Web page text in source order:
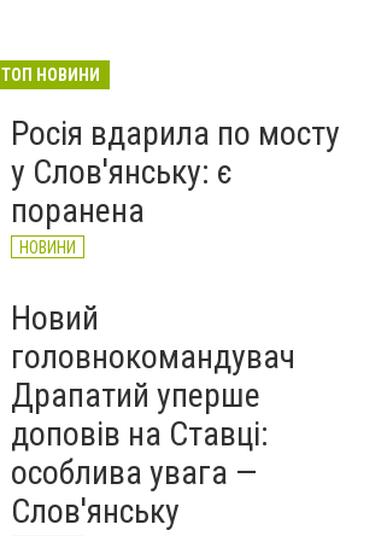
великої війни: 7 серпня
ТОП НОВИНИ
Росія вдарила по мосту
у Слов'янську: є
поранена
НОВИНИ
Новий
головнокомандувач
Драпатий уперше
доповів на Ставці:
особлива увага —
Слов'янську